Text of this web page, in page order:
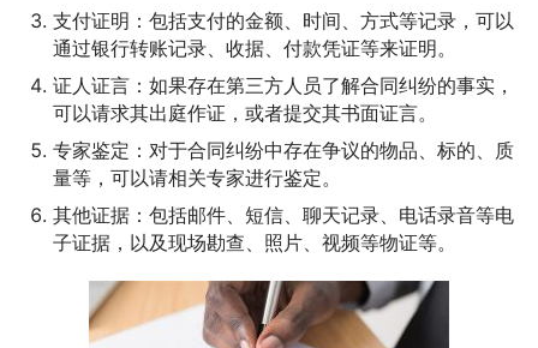
支付证明：包括支付的金额、时间、方式等记录，可以
通过银行转账记录、收据、付款凭证等来证明。
证人证言：如果存在第三方人员了解合同纠纷的事实，
可以请求其出庭作证，或者提交其书面证言。
专家鉴定：对于合同纠纷中存在争议的物品、标的、质
量等，可以请相关专家进行鉴定。
其他证据：包括邮件、短信、聊天记录、电话录音等电
子证据，以及现场勘查、照片、视频等物证等。